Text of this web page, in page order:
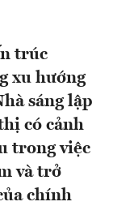
trúc
xu hướng
sáng lập
có cảnh
trong việc
và trở
chính